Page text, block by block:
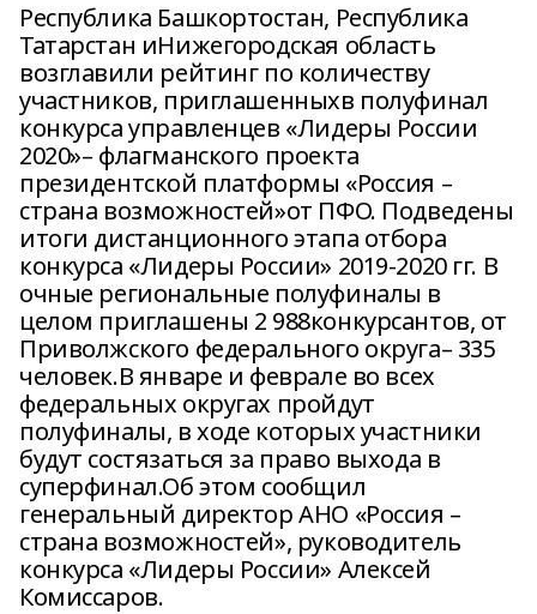
Республика Башкортостан, Республика
Татарстан иНижегородская область
возглавили рейтинг по количеству
участников, приглашенныхв полуфинал
конкурса управленцев «Лидеры России
2020»– флагманского проекта
президентской платформы «Россия –
страна возможностей»от ПФО. Подведены
итоги дистанционного этапа отбора
конкурса «Лидеры России» 2019-2020 гг. В
очные региональные полуфиналы в
целом приглашены 2 988конкурсантов, от
Приволжского федерального округа– 335
человек.В январе и феврале во всех
федеральных округах пройдут
полуфиналы, в ходе которых участники
будут состязаться за право выхода в
суперфинал.Об этом сообщил
генеральный директор АНО «Россия –
страна возможностей», руководитель
конкурса «Лидеры России» Алексей
Комиссаров.